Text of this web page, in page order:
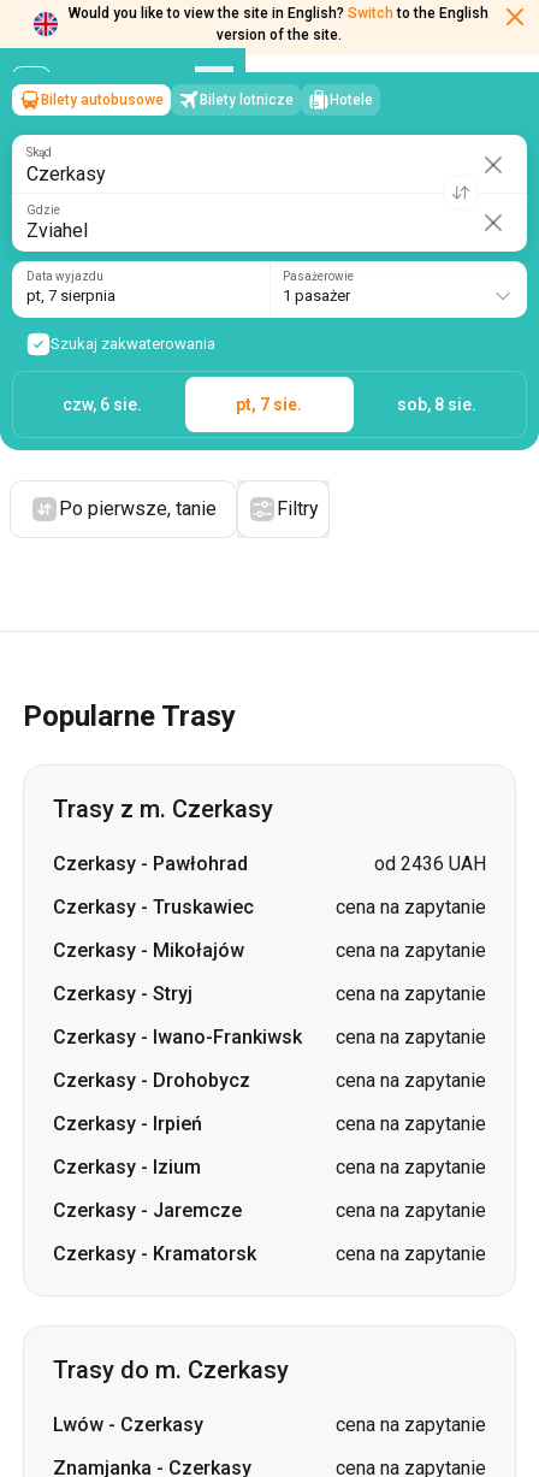
Would you like to view the site in English? Switch to the English
version of the site.
Czerkasy→Zviahel
pt, 7 sierpnia/1 pasażer
Bilety autobusowe Bilety lotnicze Hotele
Skąd
Gdzie
Data wyjazdu
pt, 7 sierpnia
Pasażerowie
1 pasażer
Szukaj zakwaterowania
czw, 6 sie. pt, 7 sie. sob, 8 sie.
Po pierwsze, tanie Filtry
Popularne Trasy
Trasy z m. Czerkasy
Czerkasy - Pawłohrad
od 2436 UAH
Czerkasy - Truskawiec
cena na zapytanie
Czerkasy - Mikołajów
cena na zapytanie
Czerkasy - Stryj
cena na zapytanie
Czerkasy - Iwano-Frankiwsk
cena na zapytanie
Czerkasy - Drohobycz
cena na zapytanie
Czerkasy - Irpień
cena na zapytanie
Czerkasy - Izium
cena na zapytanie
Czerkasy - Jaremcze
cena na zapytanie
Czerkasy - Kramatorsk cena na zapytanie
Trasy do m. Czerkasy
Lwów - Czerkasy
cena na zapytanie
Znamjanka - Czerkasy
cena na zapytanie